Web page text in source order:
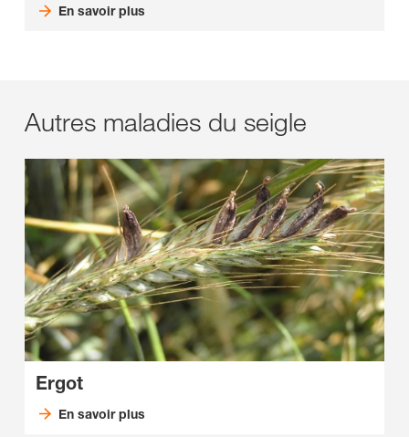
En savoir plus
Autres maladies du seigle
Ergot
En savoir plus